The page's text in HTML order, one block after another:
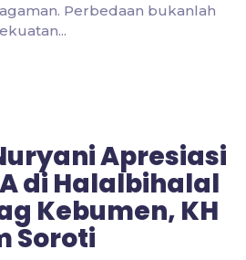
Perbedaan bukanlah
Apresiasi
di Halalbihalal
Kebumen, KH
Soroti